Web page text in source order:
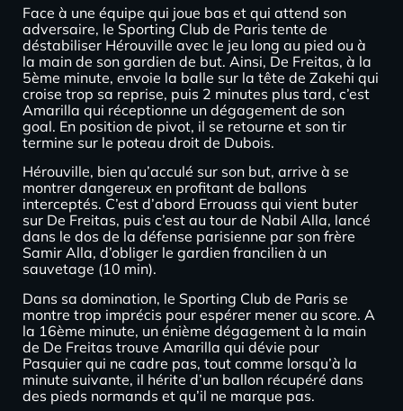
Face à une équipe qui joue bas et qui attend son
adversaire, le Sporting Club de Paris tente de
déstabiliser Hérouville avec le jeu long au pied ou à
la main de son gardien de but. Ainsi, De Freitas, à la
5ème minute, envoie la balle sur la tête de Zakehi qui
croise trop sa reprise, puis 2 minutes plus tard, c’est
Amarilla qui réceptionne un dégagement de son
goal. En position de pivot, il se retourne et son tir
termine sur le poteau droit de Dubois.
Hérouville, bien qu’acculé sur son but, arrive à se
montrer dangereux en profitant de ballons
interceptés. C’est d’abord Errouass qui vient buter
sur De Freitas, puis c’est au tour de Nabil Alla, lancé
dans le dos de la défense parisienne par son frère
Samir Alla, d’obliger le gardien francilien à un
sauvetage (10 min).
Dans sa domination, le Sporting Club de Paris se
montre trop imprécis pour espérer mener au score. A
la 16ème minute, un énième dégagement à la main
de De Freitas trouve Amarilla qui dévie pour
Pasquier qui ne cadre pas, tout comme lorsqu’à la
minute suivante, il hérite d’un ballon récupéré dans
des pieds normands et qu’il ne marque pas.